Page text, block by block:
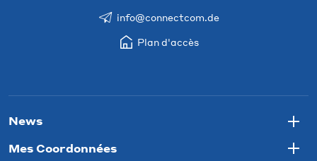
info@connectcom.de
Plan d'accès
News
Mes Coordonnées